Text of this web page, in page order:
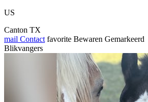
US
Canton TX
mail Contact favorite Bewaren Gemarkeerd
Blikvangers